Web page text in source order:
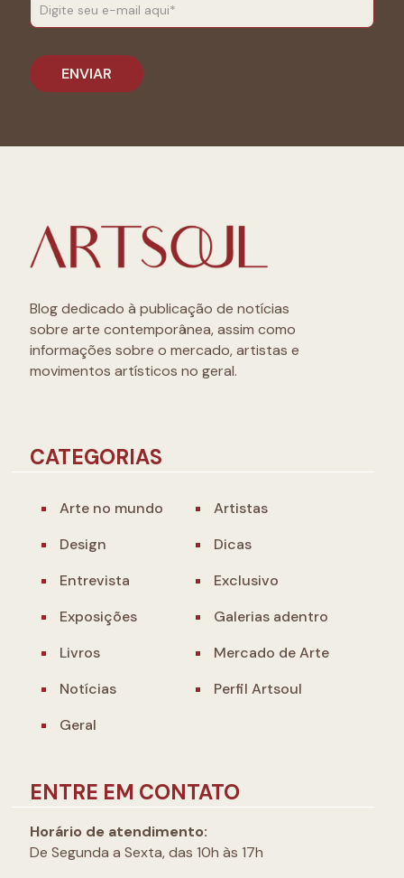
Blog dedicado à publicação de notícias
sobre arte contemporânea, assim como
informações sobre o mercado, artistas e
movimentos artísticos no geral.
CATEGORIAS
Arte no mundo
Artistas
Design
Dicas
Entrevista
Exclusivo
Exposições
Galerias adentro
Livros
Mercado de Arte
Notícias
Perfil Artsoul
Geral
ENTRE EM CONTATO
Horário de atendimento:
De Segunda a Sexta, das 10h às 17h